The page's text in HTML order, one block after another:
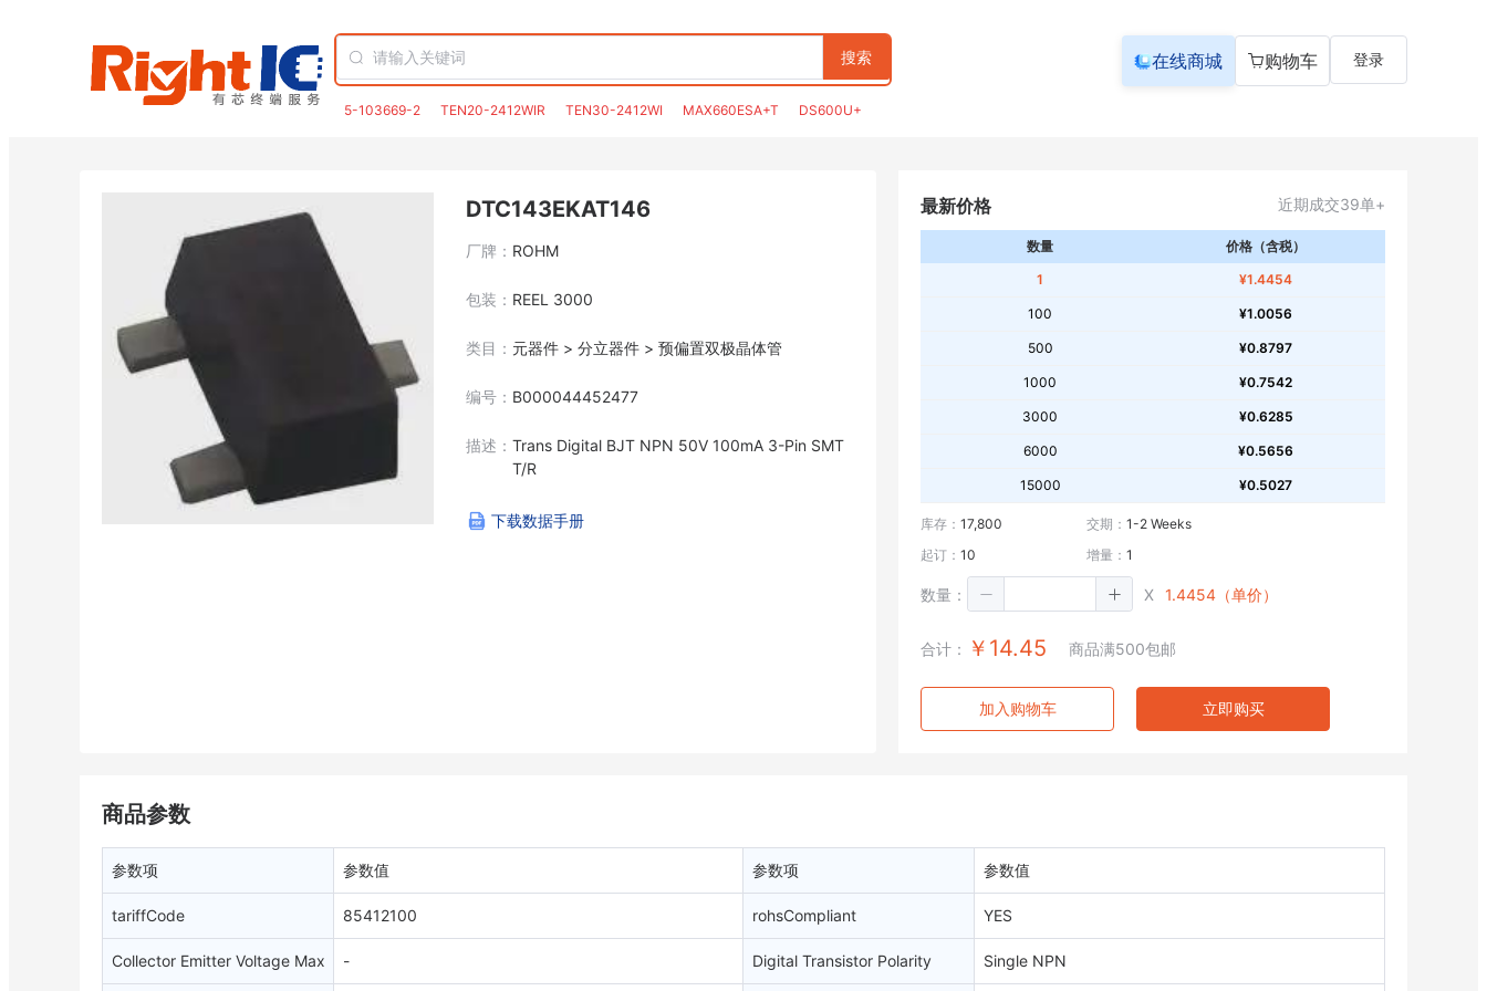
搜索
5-103669-2 TEN20-2412WIR TEN30-2412WI MAX660ESA+T DS600U+
在线商城 购物车 登录
DTC143EKAT146
厂牌： ROHM
包装： REEL 3000
类目： 元器件 > 分立器件 > 预偏置双极晶体管
编号： B000044452477
描述： Trans Digital BJT NPN 50V 100mA 3-Pin SMT
T/R
下载数据手册
最新价格 近期成交39单+
数量
价格（含税）
1
¥1.4454
100 ¥1.0056
500 ¥0.8797
1000 ¥0.7542
3000 ¥0.6285
6000 ¥0.5656
15000 ¥0.5027
库存： 17,800 交期： 1-2 Weeks
起订： 10 增量： 1
数量： X 1.4454（单价）
合计： ￥14.45 商品满500包邮
加入购物车 立即购买
商品参数
参数项 参数值 参数项 参数值
tariffCode 85412100 rohsCompliant YES
Collector Emitter Voltage Max - Digital Transistor Polarity Single NPN